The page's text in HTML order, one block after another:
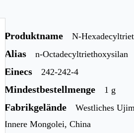
Produktname N-
Alias n-Octadecyltriethoxysilan
Einecs 242-242-4
Mindestbestellmenge 1 g
Fabrikgelände
Westliches
Innere Mongolei, China